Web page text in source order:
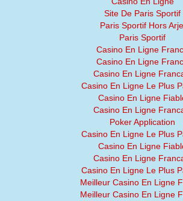
Site De Paris Sportif
Paris Sportif Hors
Paris Sportif
Casino En Ligne
Casino En Ligne
Casino En Ligne
Casino En Ligne Le Plus
Casino En Ligne
Casino En Ligne
Poker Application
Casino En Ligne Le Plus
Casino En Ligne
Casino En Ligne
Casino En Ligne Le Plus
Meilleur Casino En Ligne
Meilleur Casino En Ligne